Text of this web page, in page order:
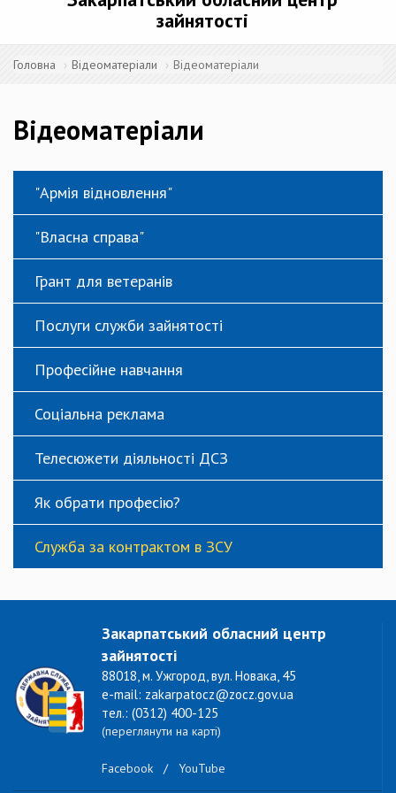
зайнятості
Головна Відеоматеріали Відеоматеріали
Відеоматеріали
"Армія відновлення"
"Власна справа"
Грант для ветеранів
Послуги служби зайнятості
Професійне навчання
Соціальна реклама
Телесюжети діяльності ДСЗ
Як обрати професію?
Служба за контрактом в ЗСУ
Закарпатський обласний центр
зайнятості
88018, м. Ужгород, вул. Новака, 45
e-mail: zakarpatocz@zocz.gov.ua
тел.: (0312) 400-125
(переглянути на карті)
Facebook / YouTube